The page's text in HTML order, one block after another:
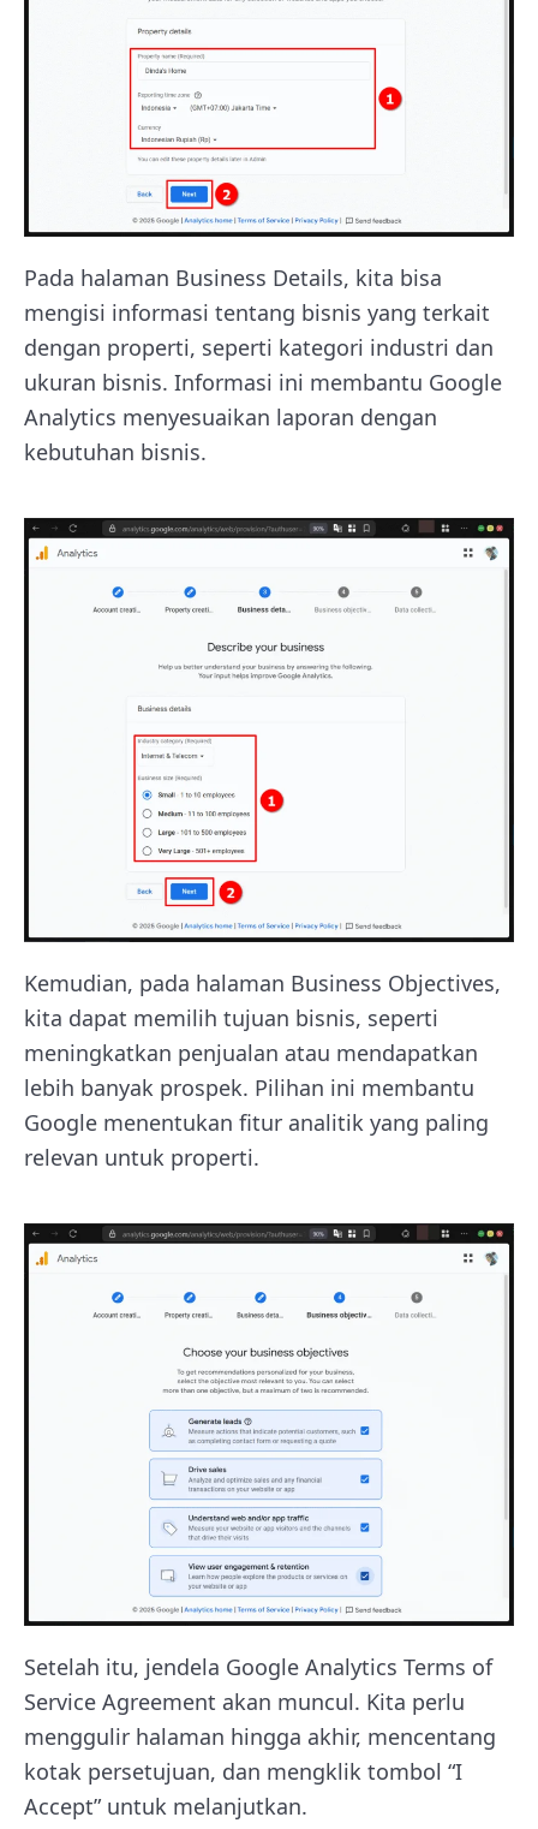
Pada halaman Business Details, kita bisa
mengisi informasi tentang bisnis yang terkait
dengan properti, seperti kategori industri dan
ukuran bisnis. Informasi ini membantu Google
Analytics menyesuaikan laporan dengan
kebutuhan bisnis.
Kemudian, pada halaman Business Objectives,
kita dapat memilih tujuan bisnis, seperti
meningkatkan penjualan atau mendapatkan
lebih banyak prospek. Pilihan ini membantu
Google menentukan fitur analitik yang paling
relevan untuk properti.
Setelah itu, jendela Google Analytics Terms of
Service Agreement akan muncul. Kita perlu
menggulir halaman hingga akhir, mencentang
kotak persetujuan, dan mengklik tombol “I
Accept” untuk melanjutkan.